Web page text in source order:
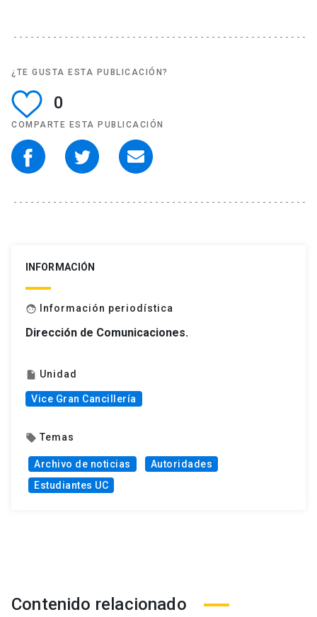
¿TE GUSTA ESTA PUBLICACIÓN?
0
COMPARTE ESTA PUBLICACIÓN
INFORMACIÓN
face Información periodística
Dirección de Comunicaciones.
insert_drive_file Unidad
Vice Gran Cancillería
local_offer Temas
Archivo de noticias
Autoridades
Estudiantes UC
Contenido relacionado